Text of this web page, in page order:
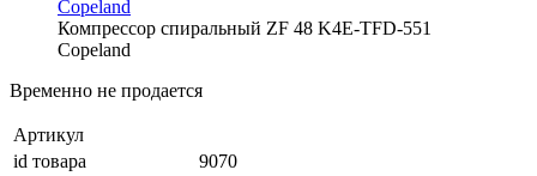
Компрессор спиральный ZF 48 K4E-TFD-551
Copeland
Временно не продается
Артикул
id товара
9070